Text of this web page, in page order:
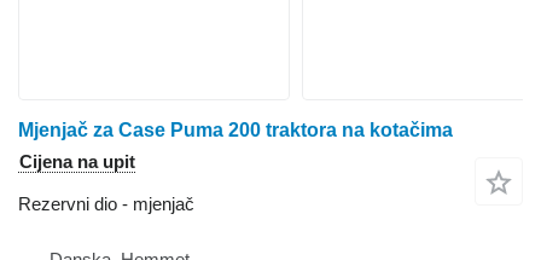
Mjenjač za Case Puma 200 traktora na kotačima
Cijena na upit
Rezervni dio - mjenjač